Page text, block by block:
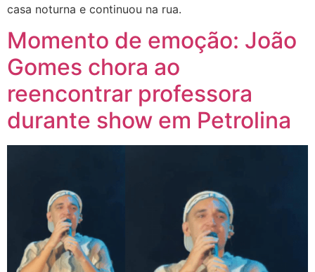
casa noturna e continuou na rua.
Momento de emoção: João
Gomes chora ao
reencontrar professora
durante show em Petrolina